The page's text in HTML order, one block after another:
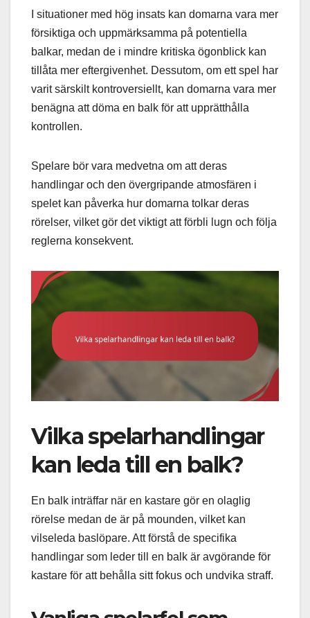
I situationer med hög insats kan domarna vara mer
försiktiga och uppmärksamma på potentiella
balkar, medan de i mindre kritiska ögonblick kan
tillåta mer eftergivenhet. Dessutom, om ett spel har
varit särskilt kontroversiellt, kan domarna vara mer
benägna att döma en balk för att upprätthålla
kontrollen.
Spelare bör vara medvetna om att deras
handlingar och den övergripande atmosfären i
spelet kan påverka hur domarna tolkar deras
rörelser, vilket gör det viktigt att förbli lugn och följa
reglerna konsekvent.
Vilka spelarhandlingar
kan leda till en balk?
En balk inträffar när en kastare gör en olaglig
rörelse medan de är på mounden, vilket kan
vilseleda baslöpare. Att förstå de specifika
handlingar som leder till en balk är avgörande för
kastare för att behålla sitt fokus och undvika straff.